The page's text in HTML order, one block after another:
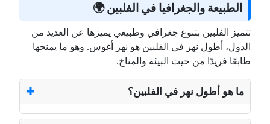
الطبيعة والجغرافيا في الفلبين 🌍
تتميز الفلبين بتنوع جغرافي وطبيعي يميزها عن العديد من
الدول، أطول نهر في الفلبين هو نهر أغوس. وهو ما يمنحها
طابعًا فريدًا من حيث البيئة والمناخ.
ما هو أطول نهر في الفلبين؟